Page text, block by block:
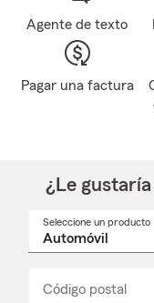
Agente de texto
Pagar una factura
¿Le
Seleccione un producto
Código postal
_____